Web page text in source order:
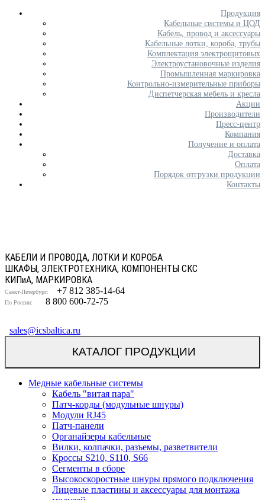
Продукция
Кабельные системы и ЦОД
Кабель, провод и аксессуары
Кабельные лотки, короба, трубы
Комплектация электрощитовых
Электроустановочные изделия
Промышленная маркировка
Контрольно-измерительные приборы
Диспетчерская мебель и кресла
Акции
Производители
Пресс-центр
Компания
Получение и оплата
Доставка
Оплата
Порядок отгрузки продукции
Контакты
КАБЕЛИ И ПРОВОДА, ЛОТКИ И КОРОБА
ШКАФЫ, ЭЛЕКТРОТЕХНИКА, КОМПОНЕНТЫ СКС
КИПиА, МАРКИРОВКА
Санкт-Петербург: +7 812 385-14-64
По России: 8 800 600-72-75
sales@icsbaltica.ru
КАТАЛОГ ПРОДУКЦИИ
Медные кабельные системы
Кабель "витая пара"
Патч-корды (модульные шнуры)
Модули RJ45
Патч-панели
Органайзеры кабельные
Вилки, колпачки, разъемы, разветвители
Кроссы S210, S110, S66
Сегменты в сборе
Высокоскоростные шнуры прямого подключения
Лицевые пластины и аксессуары для монтажа